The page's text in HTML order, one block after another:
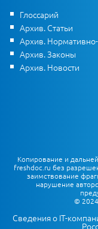
Глоссарий
Архив. Статьи
Архив.
Архив. Законы
Архив. Новости
Копирование и
freshdoc.ru без
заимствование
нарушение
©
Сведения о IT-